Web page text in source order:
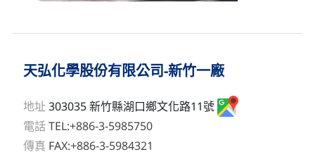
天弘化學股份有限公司-新竹一廠
地址 303035 新竹縣湖口鄉文化路11號
電話 TEL:+886-3-5985750
傳真 FAX:+886-3-5984321